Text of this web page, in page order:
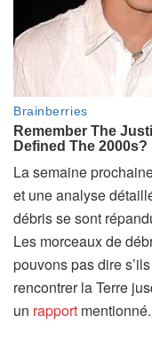
La semaine
et une analyse
débris se sont
Les morceaux de
pouvons pas dire
rencontrer la Terre
un rapport mentionné.